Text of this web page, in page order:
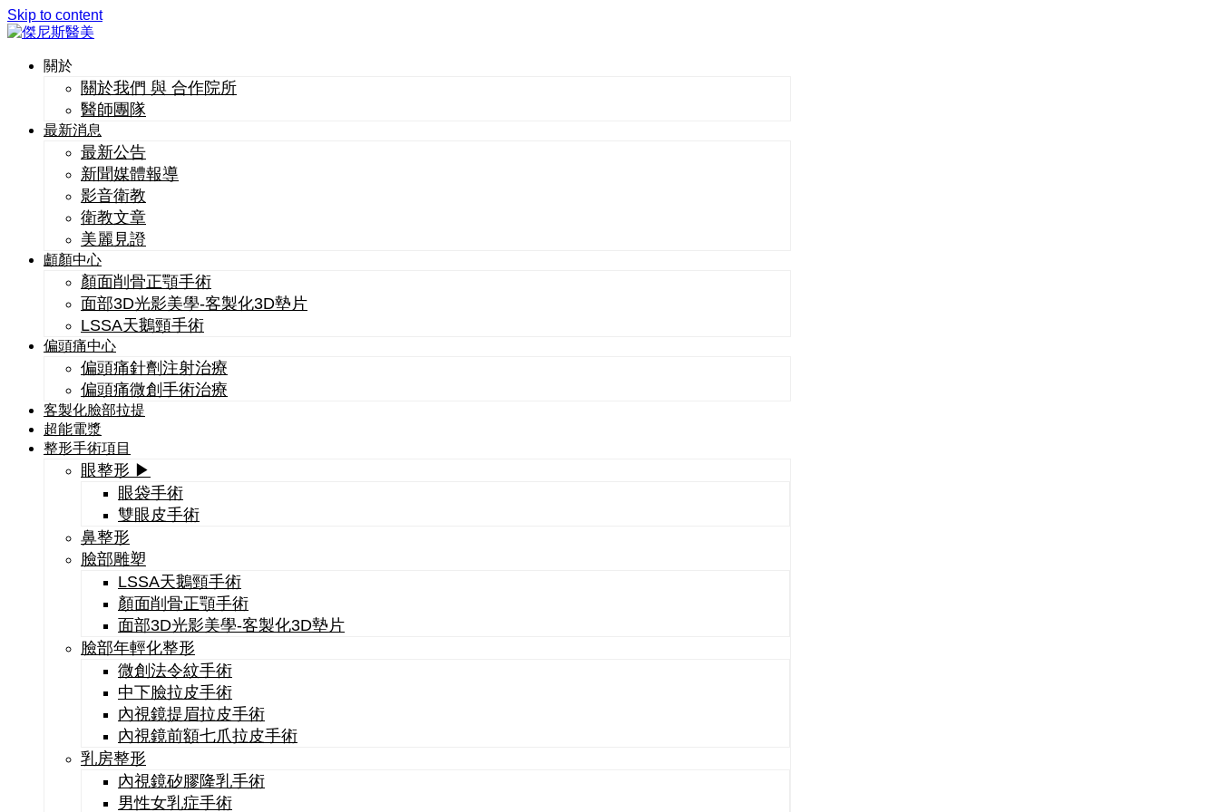
Skip to content
關於
關於我們 與 合作院所
醫師團隊
最新消息
最新公告
新聞媒體報導
影音衛教
衛教文章
美麗見證
顱顏中心
顏面削骨正顎手術
面部3D光影美學-客製化3D墊片
LSSA天鵝頸手術
偏頭痛中心
偏頭痛針劑注射治療
偏頭痛微創手術治療
客製化臉部拉提
超能電漿
整形手術項目
眼整形 ▶
眼袋手術
雙眼皮手術
鼻整形
臉部雕塑
LSSA天鵝頸手術
顏面削骨正顎手術
面部3D光影美學-客製化3D墊片
臉部年輕化整形
微創法令紋手術
中下臉拉皮手術
內視鏡提眉拉皮手術
內視鏡前額七爪拉皮手術
乳房整形
內視鏡矽膠隆乳手術
男性女乳症手術